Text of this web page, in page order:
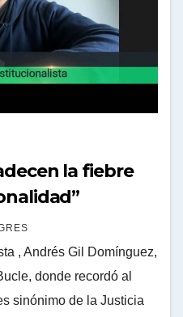
la fiebre
, Andrés Gil Domínguez,
donde recordó al
sinónimo de la Justicia